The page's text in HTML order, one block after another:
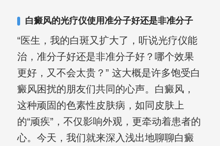
白癜风的光疗仪使用准分子好还是非准分子
“医生，我的白斑又扩大了，听说光疗仪能
治，准分子好还是非准分子好？哪个效果
更好，又不会太贵？” 这大概是许多饱受白
癜风困扰的朋友们共同的心声。白癜风，
这种顽固的色素性皮肤病，如同皮肤上
的“顽疾”，不仅影响外观，更牵动着患者的
心。今天，我们就来深入浅出地聊聊白癜